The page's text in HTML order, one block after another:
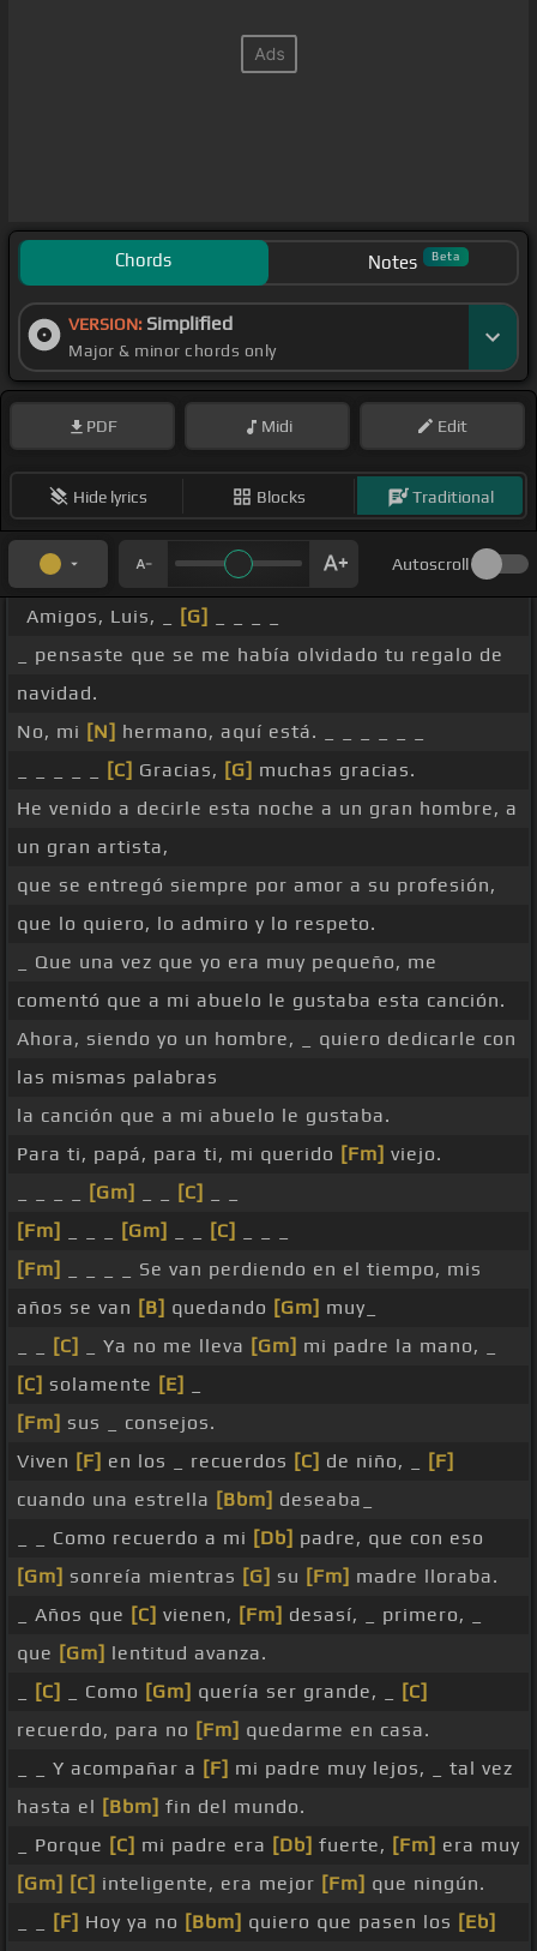
Chords Notes Beta
VERSION: Simplified
Major & minor chords only
PDF Midi Edit
Hide lyrics Blocks Traditional
Autoscroll
Amigos, Luis, _ [G]
_ pensaste que se me había olvidado tu regalo de
navidad.
No, mi [N] hermano, aquí está. _ _ _ _ _ _
[C] Gracias, [G] muchas gracias.
He venido a decirle esta noche a un gran hombre, a
un gran artista,
que se entregó siempre por amor a su profesión,
que lo quiero, lo admiro y lo respeto.
_ Que una vez que yo era muy pequeño, me
comentó que a mi abuelo le gustaba esta canción.
Ahora, siendo yo un hombre, _ quiero dedicarle con
las mismas palabras
la canción que a mi abuelo le gustaba.
Para ti, papá, para ti, mi querido [Fm] viejo.
[Gm] [C]
[Fm]
[Gm] [C]
[Fm]
_ _ _ _ Se van perdiendo en el tiempo, mis
años se van [B] quedando [Gm] muy_
[C] _ Ya no me lleva [Gm] mi padre la mano, _
[C] solamente [E]
[Fm] sus _ consejos.
Viven [F] en los _ recuerdos [C] de niño, _
[F]
cuando una estrella [Bbm] deseaba_
_ _ Como recuerdo a mi [Db] padre, que con eso
[Gm] sonreía mientras [G] su [Fm] madre lloraba.
_ Años que [C] vienen, [Fm] desasí, _ primero, _
que [Gm] lentitud avanza.
[C] _ Como [Gm] quería ser grande, _
[C]
recuerdo, para no [Fm] quedarme en casa.
_ _ Y acompañar a [F] mi padre muy lejos, _ tal vez
hasta el [Bbm] fin del mundo.
_ Porque [C] mi padre era [Db] fuerte, [Fm] era muy
[Gm] [C] inteligente, era mejor [Fm] que ningún.
[F] Hoy ya no [Bbm] quiero que pasen los [Eb]